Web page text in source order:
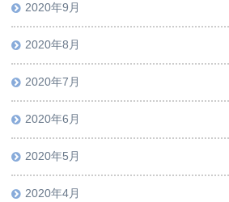
2020年9月
2020年8月
2020年7月
2020年6月
2020年5月
2020年4月